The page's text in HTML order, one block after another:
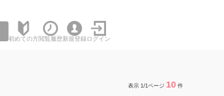
初めての方閲覧履歴新規登録 ログイン
表示 1/1ページ 10 件